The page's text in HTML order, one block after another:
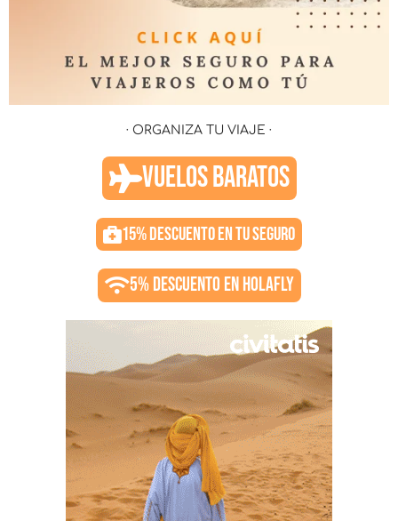
· ORGANIZA TU VIAJE ·
VUELOS BARATOS
15% DESCUENTO EN TU SEGURO
5% DESCUENTO EN HOLAFLY